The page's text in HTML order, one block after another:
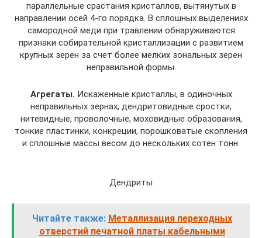
параллельные срастания кристаллов, вытянутых в
направлении осей 4-го порядка. В сплошных выделениях
самородной меди при травлении обнаруживаются
признаки собирательной кристаллизации с развитием
крупных зерен за счет более мелких зональных зерен
неправильной формы.
Агрегаты. Искаженные кристаллы, в одиночных
неправильных зернах, дендритовидные сростки,
нитевидные, проволочные, моховидные образования,
тонкие пластинки, конкреции, порошковатые скопления
и сплошные массы весом до нескольких сотен тонн.
Дендриты
Читайте также: Металлизация переходных
отверстий печатной платы кабельными